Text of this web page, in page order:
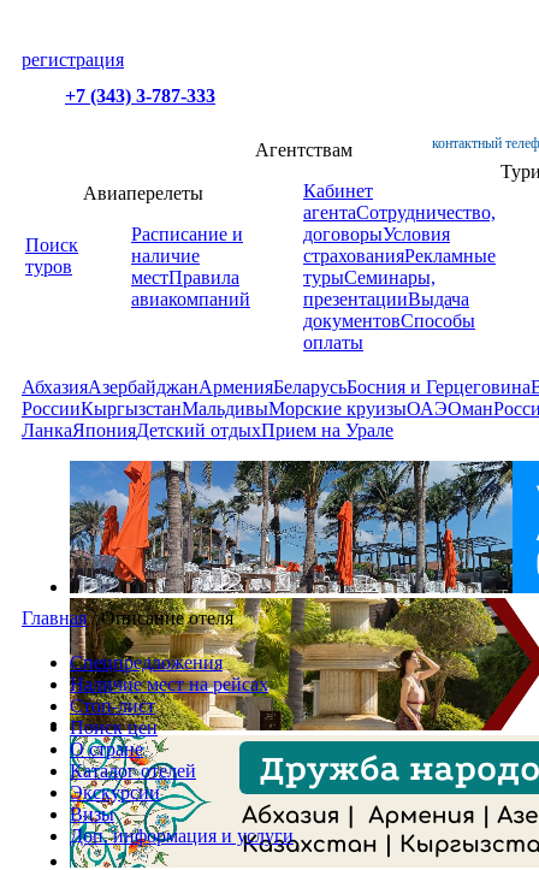
регистрация
+7 (343) 3-787-333
контактный
Поиск
туров
Авиаперелеты
Расписание и
наличие
местПравила
авиакомпаний
Агентствам
Кабинет
агентаСотрудничество,
договорыУсловия
страхованияРекламные
турыСеминары,
презентацииВыдача
документовСпособы
оплаты
АбхазияАзербайджанАрменияБеларусьБосния и Герцеговина
РоссииКыргызстанМальдивыМорские круизыОАЭОман
ЛанкаЯпонияДетский отдыхПрием на Урале
Главная /Описание отеля
Спецпредложения
Наличие мест на рейсах
Стоп-лист
Поиск цен
О стране
Каталог отелей
Экскурсии
Визы
Доп. информация и услуги